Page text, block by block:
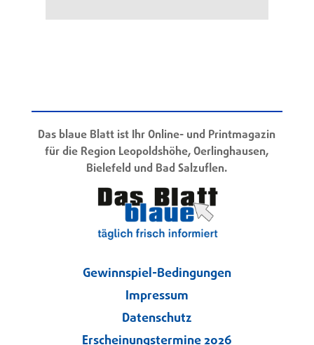
Das blaue Blatt ist Ihr Online- und Printmagazin
für die Region Leopoldshöhe, Oerlinghausen,
Bielefeld und Bad Salzuflen.
Gewinnspiel-Bedingungen
Impressum
Datenschutz
Erscheinungstermine 2026